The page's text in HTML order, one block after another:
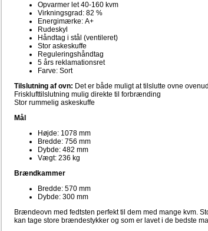
Opvarmer let 40-160 kvm
Virkningsgrad: 82 %
Energimærke: A+
Rudeskyl
Håndtag i stål (ventileret)
Stor askeskuffe
Reguleringshåndtag
5 års reklamationsret
Farve: Sort
Tilslutning af ovn: Det er både muligt at tilslutte ovne
Frisklufttilslutning mulig direkte til forbrænding
Stor rummelig askeskuffe
Mål
Højde: 1078 mm
Bredde: 756 mm
Dybde: 482 mm
Vægt: 236 kg
Brændkammer
Bredde: 570 mm
Dybde: 300 mm
Brændeovn med fedtsten perfekt til dem med mange kvm.
kan tage store brændestykker og som er lavet i de bedste